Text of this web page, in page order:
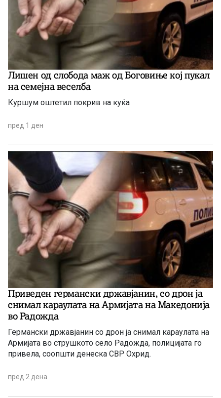
Лишен од слобода маж од Боговиње кој пукал
на семејна веселба
Куршум оштетил покрив на куќа
пред 1 ден
Приведен германски државјанин, со дрон ја
снимал караулата на Армијата на Македонија
во Радожда
Германски државјанин со дрон ја снимал караулата на
Армијата во струшкото село Радожда, полицијата го
привела, соопшти денеска СВР Охрид.
пред 2 дена